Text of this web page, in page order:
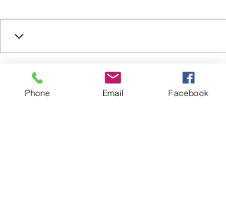
Phone Email Facebook